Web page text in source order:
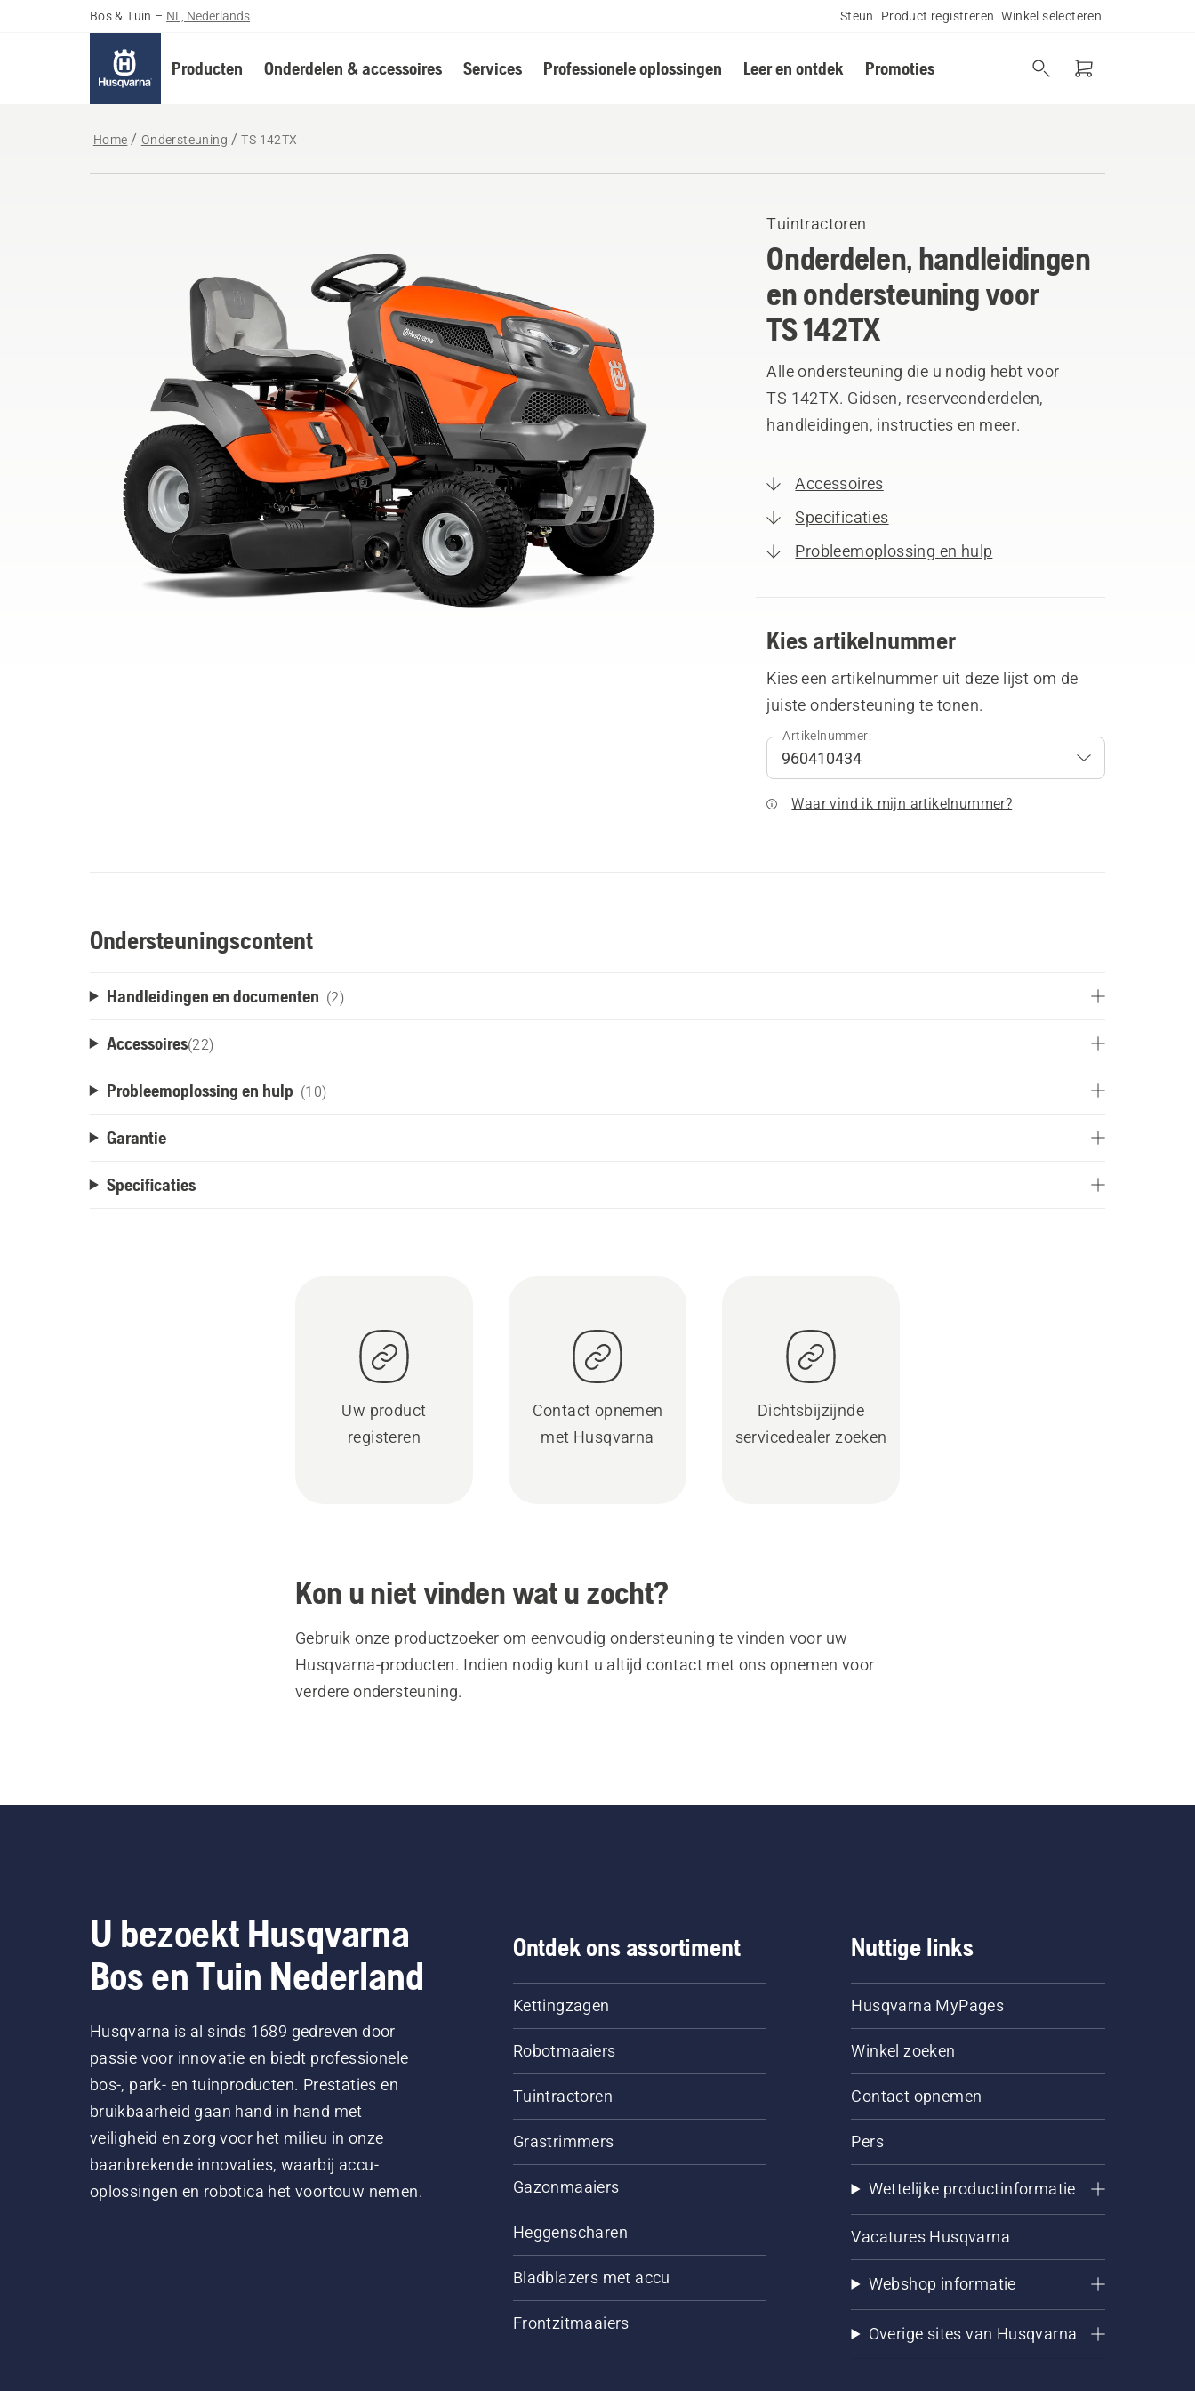
Bos & Tuin – NL, Nederlands Steun Product registreren Winkel selecteren
Producten Onderdelen & accessoires Services Professionele oplossingen Leer en ontdek Promoties
Home Ondersteuning TS 142TX
Tuintractoren
Onderdelen, handleidingen
en ondersteuning voor
TS 142TX
Alle ondersteuning die u nodig hebt voor
TS 142TX. Gidsen, reserveonderdelen,
handleidingen, instructies en meer.
Accessoires
Specificaties
Probleemoplossing en hulp
Kies artikelnummer
Kies een artikelnummer uit deze lijst om de
juiste ondersteuning te tonen.
Artikelnummer:
Waar vind ik mijn artikelnummer?
Ondersteuningscontent
Handleidingen en documenten (2)
Accessoires(22)
Probleemoplossing en hulp (10)
Garantie
Specificaties
Uw product
registeren
Contact opnemen
met Husqvarna
Dichtsbijzijnde
servicedealer zoeken
Kon u niet vinden wat u zocht?
Gebruik onze productzoeker om eenvoudig ondersteuning te vinden voor uw
Husqvarna-producten. Indien nodig kunt u altijd contact met ons opnemen voor
verdere ondersteuning.
U bezoekt Husqvarna
Bos en Tuin Nederland
Husqvarna is al sinds 1689 gedreven door
passie voor innovatie en biedt professionele
bos-, park- en tuinproducten. Prestaties en
bruikbaarheid gaan hand in hand met
veiligheid en zorg voor het milieu in onze
baanbrekende innovaties, waarbij accu-
oplossingen en robotica het voortouw nemen.
Ontdek ons assortiment
Kettingzagen
Robotmaaiers
Tuintractoren
Grastrimmers
Gazonmaaiers
Heggenscharen
Bladblazers met accu
Frontzitmaaiers
Nuttige links
Husqvarna MyPages
Winkel zoeken
Contact opnemen
Pers
Wettelijke productinformatie
Vacatures Husqvarna
Webshop informatie
Overige sites van Husqvarna